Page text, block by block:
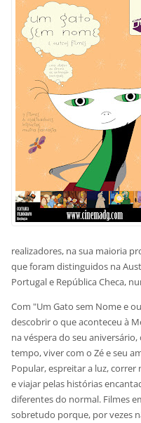
realizadores, na sua maioria
que foram distinguidos na
Portugal e República Checa,
Com "Um Gato sem Nome e
descobrir o que aconteceu à
na véspera do seu
tempo, viver com o Zé e seu
Popular, espreitar a luz,
e viajar pelas histórias
diferentes do normal. Filmes
sobretudo porque, por vezes